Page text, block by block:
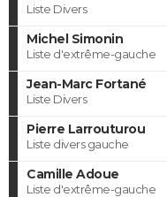
Liste Divers
Michel Simonin
Liste d'extrême-gauche
Jean-Marc Fortané
Liste Divers
Pierre Larrouturou
Liste divers gauche
Camille Adoue
Liste d'extrême-gauche